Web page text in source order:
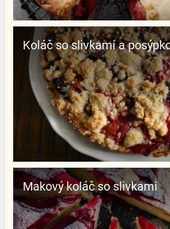
Koláč so slivkami a
Makový koláč so slivkami